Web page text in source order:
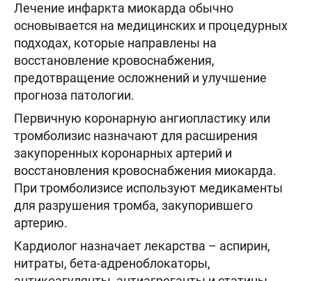
Лечение инфаркта миокарда обычно
основывается на медицинских и процедурных
подходах, которые направлены на
восстановление кровоснабжения,
предотвращение осложнений и улучшение
прогноза патологии.
Первичную коронарную ангиопластику или
тромболизис назначают для расширения
закупоренных коронарных артерий и
восстановления кровоснабжения миокарда.
При тромболизисе используют медикаменты
для разрушения тромба, закупорившего
артерию.
Кардиолог назначает лекарства – аспирин,
нитраты, бета-адреноблокаторы,